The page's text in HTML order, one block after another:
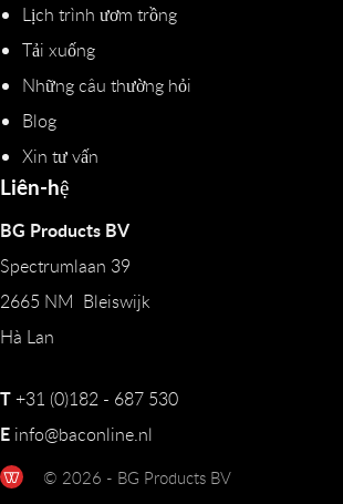
Lịch trình ươm trồng
Tải xuống
Những câu thường hỏi
Blog
Xin tư vấn
Liên-hệ
BG Products BV
Spectrumlaan 39
2665 NM Bleiswijk
Hà Lan
T+31 (0)182 - 687 530
E info@baconline.nl
© 2026 - BG Products BV